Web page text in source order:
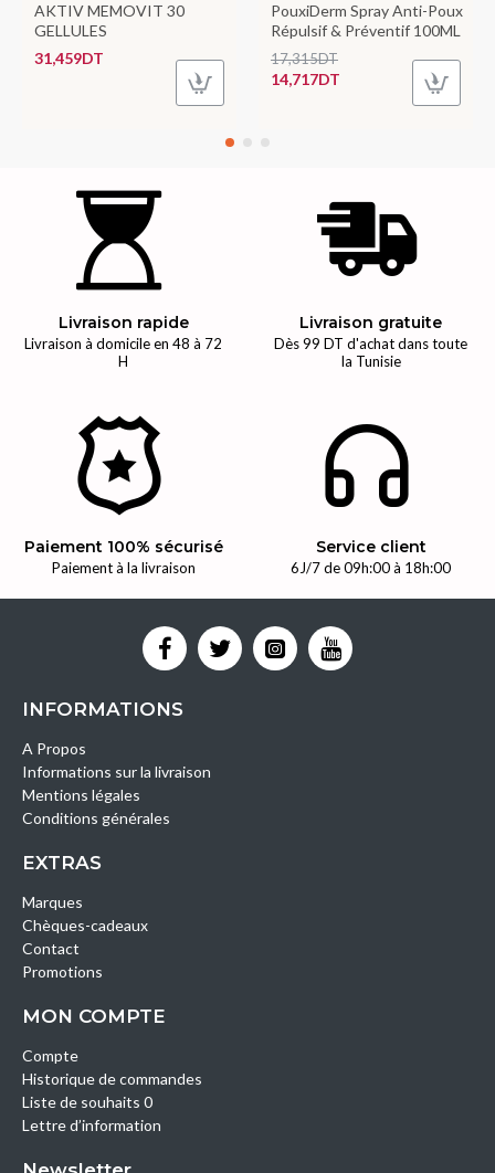
AKTIV MEMOVIT 30
GELLULES
31,459DT
PouxiDerm Spray Anti-Poux
Répulsif & Préventif 100ML
14,717DT
17,315DT
Livraison rapide
Livraison à domicile en 48 à 72
H
Livraison gratuite
Dès 99 DT d'achat dans toute
la Tunisie
Paiement 100% sécurisé
Paiement à la livraison
Service client
6J/7 de 09h:00 à 18h:00
INFORMATIONS
A Propos
Informations sur la livraison
Mentions légales
Conditions générales
EXTRAS
Marques
Chèques-cadeaux
Contact
Promotions
MON COMPTE
Compte
Historique de commandes
Liste de souhaits 0
Lettre d’information